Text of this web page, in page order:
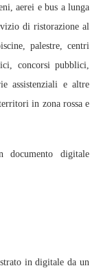
aerei e bus a lunga
di ristorazione al
palestre, centri
concorsi pubblici,
assistenziali e altre
in zona rossa e
documento digitale
in digitale da un